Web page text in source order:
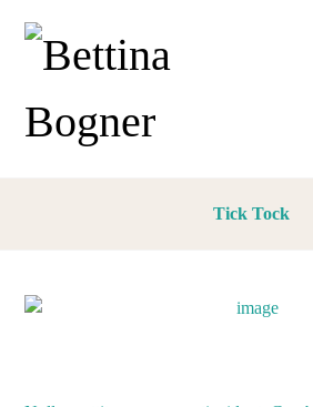
Tick Tock